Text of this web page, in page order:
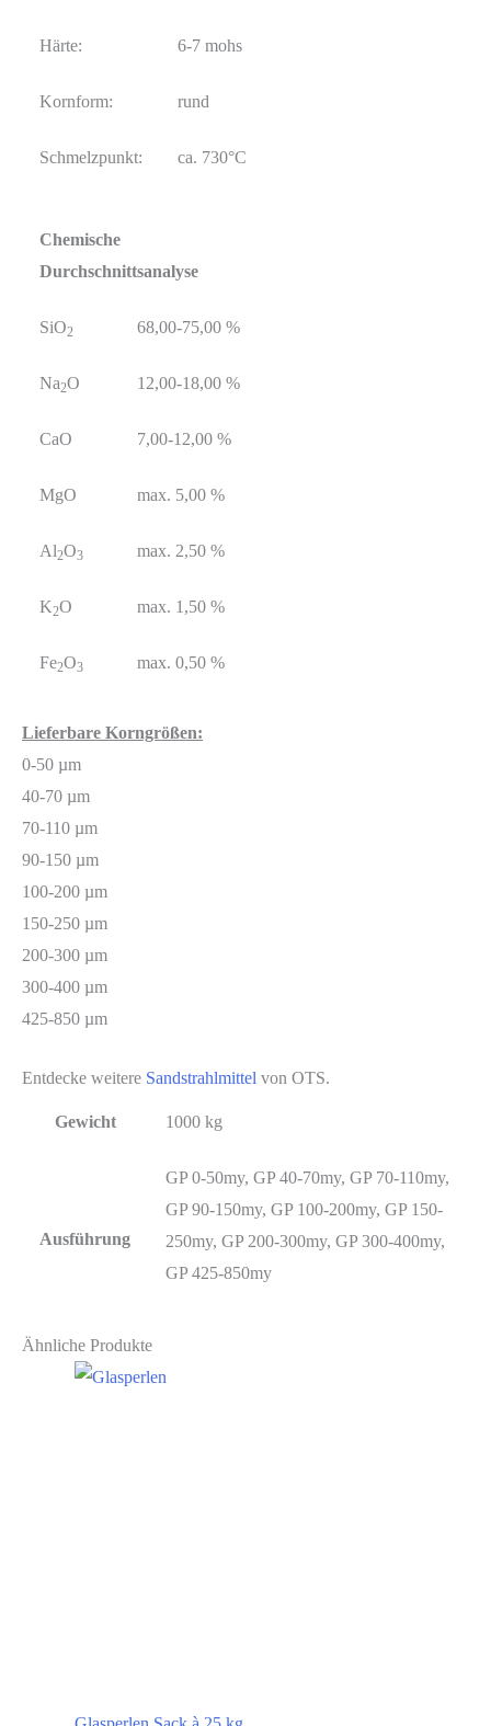
Härte: 6-7 mohs
Kornform: rund
Schmelzpunkt: ca. 730°C
Chemische
Durchschnittsanalyse
SiO2 68,00-75,00 %
Na2O 12,00-18,00 %
CaO 7,00-12,00 %
MgO max. 5,00 %
Al2O3 max. 2,50 %
K2O max. 1,50 %
Fe2O3 max. 0,50 %
Lieferbare Korngrößen:
0-50 µm
40-70 µm
70-110 µm
90-150 µm
100-200 µm
150-250 µm
200-300 µm
300-400 µm
425-850 µm
Entdecke weitere Sandstrahlmittel von OTS.
Gewicht 1000 kg
Ausführung
GP 0-50my, GP 40-70my, GP 70-110my,
GP 90-150my, GP 100-200my, GP 150-
250my, GP 200-300my, GP 300-400my,
GP 425-850my
Ähnliche Produkte